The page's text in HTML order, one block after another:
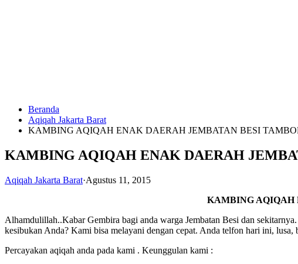
HUBUNGI
KAMI
0823
1246
6713
Beranda
Aqiqah Jakarta Barat
KAMBING AQIQAH ENAK DAERAH JEMBATAN BESI
KAMBING AQIQAH ENAK DAERAH
Aqiqah Jakarta Barat·Agustus 11, 2015
KAMBING AQIQAH
Alhamdulillah..Kabar Gembira bagi anda warga Jembatan Besi dan
kesibukan Anda? Kami bisa melayani dengan cepat. Anda telfon hari ini,
Percayakan aqiqah anda pada kami . Keunggulan kami :